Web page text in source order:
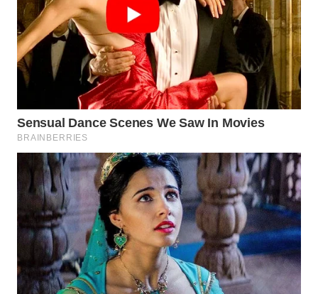
WN
KALTARA
WN
KALTIM
WN
SULSEL
WN
GORONTALO